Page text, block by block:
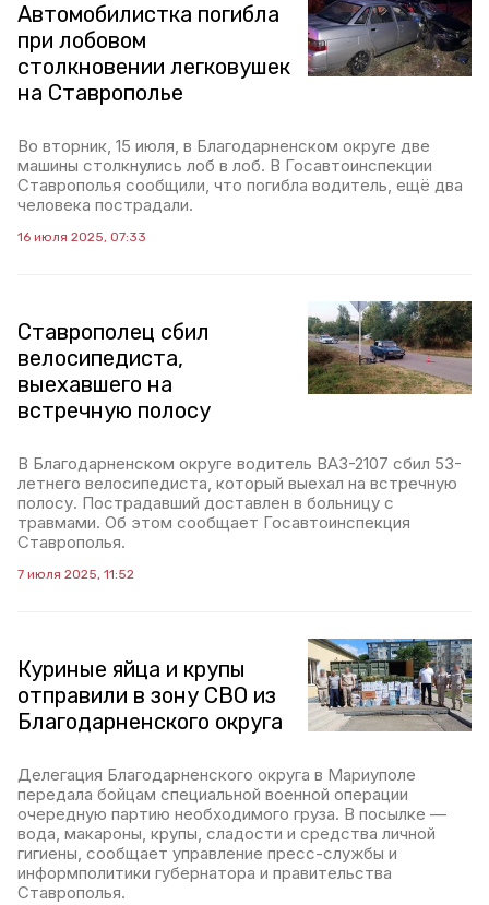
Автомобилистка погибла
при лобовом
столкновении легковушек
на Ставрополье
Во вторник, 15 июля, в Благодарненском округе две
машины столкнулись лоб в лоб. В Госавтоинспекции
Ставрополья сообщили, что погибла водитель, ещё два
человека пострадали.
16 июля 2025, 07:33
Ставрополец сбил
велосипедиста,
выехавшего на
встречную полосу
В Благодарненском округе водитель ВАЗ-2107 сбил 53-
летнего велосипедиста, который выехал на встречную
полосу. Пострадавший доставлен в больницу с
травмами. Об этом сообщает Госавтоинспекция
Ставрополья.
7 июля 2025, 11:52
Куриные яйца и крупы
отправили в зону СВО из
Благодарненского округа
Делегация Благодарненского округа в Мариуполе
передала бойцам специальной военной операции
очередную партию необходимого груза. В посылке —
вода, макароны, крупы, сладости и средства личной
гигиены, сообщает управление пресс-службы и
информполитики губернатора и правительства
Ставрополья.